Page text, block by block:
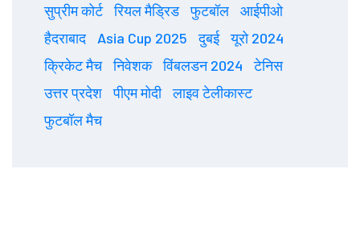
सुप्रीम कोर्ट
रियल मैड्रिड फुटबॉल
आईपीओ
हैदराबाद
Asia Cup 2025 दुबई
यूरो 2024
क्रिकेट मैच
निवेशक विंबलडन 2024
टेनिस
उत्तर प्रदेश
पीएम मोदी
लाइव टेलीकास्ट
फुटबॉल मैच